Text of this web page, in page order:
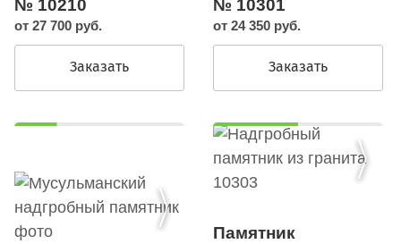
№ 10210
от 27 700 руб.
Заказать
№ 10301
от 24 350 руб.
Заказать
Памятник